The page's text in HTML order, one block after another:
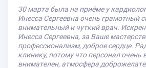
30 марта была на приёме у
Инесса Сергеевна очень грамотный
внимательный и чуткий врач.
Инесса Сергеевна, за Ваше
профессионализм, доброе сердце.
клинику, потому что персонал очень
внимателен, атмосфера